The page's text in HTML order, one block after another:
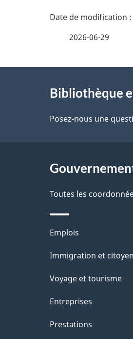
D
a
d
e
l
2026-06-29
proposBibliothèque
Posez-nous une
Toutes les
Thèmes
et
Emplois
Immigration et
Voyage et tourisme
Entreprises
Prestations